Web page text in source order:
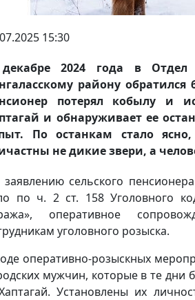
15:30
2024 года в
району
потерял кобылу и
и обнаруживает ее
По останкам стало
не дикие звери, а
сельского
по ч. 2 ст. 158 Уголовного
оперативное
уголовного розыска.
оперативно-розыскных
мужчин, которые в те дни
Установлены их